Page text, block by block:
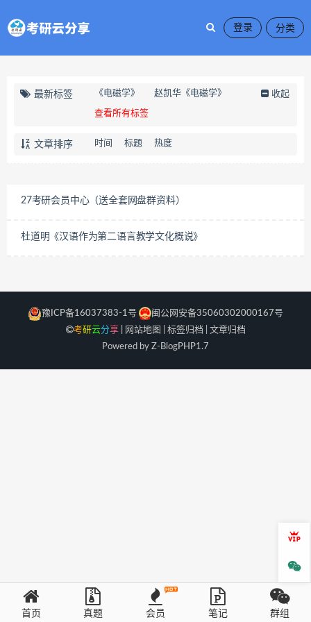
登录
最新标签 《电磁学》 赵凯华《电磁学》
查看所有标签
收起
文章排序 时间 标题 热度
27考研会员中心（送全套网盘群资料）
杜道明《汉语作为第二语言教学文化概说》
豫ICP备16037383-1号
闽公网安备35060302000167号
考研云分享| 网站地图 标签归档
文章归档
Powered by Z-BlogPHP1.7
首页 真题 会员 笔记 群组
会员
微信